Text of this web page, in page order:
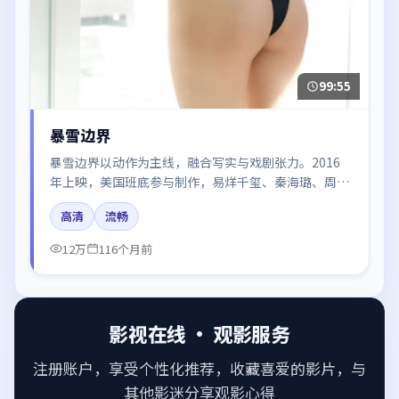
99:55
暴雪边界
暴雪边界以动作为主线，融合写实与戏剧张力。2016
年上映，美国班底参与制作，易烊千玺、秦海璐、周冬
雨、王景春、迪丽热巴在片中呈现细腻表演，影像风格
统一，配乐与剪辑强化了情绪曲线。
高清
流畅
12万
116个月前
影视在线 · 观影服务
注册账户，享受个性化推荐，收藏喜爱的影片，与
其他影迷分享观影心得